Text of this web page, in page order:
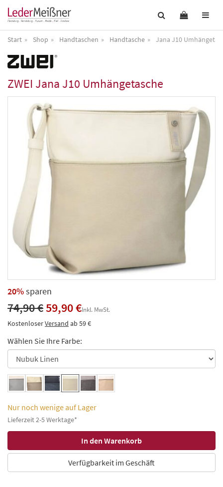
Start Shop Handtaschen Handtasche Jana J10
ZWEI Jana J10 Umhängetasche
20%sparen
74,90 €59,90 €Inkl. MwSt.
KostenloserVersand ab 59 €
Wählen Sie Ihre Farbe:
Nur noch wenige auf Lager
Lieferzeit 2-5 Werktage*
Verfügbarkeit im Geschäft